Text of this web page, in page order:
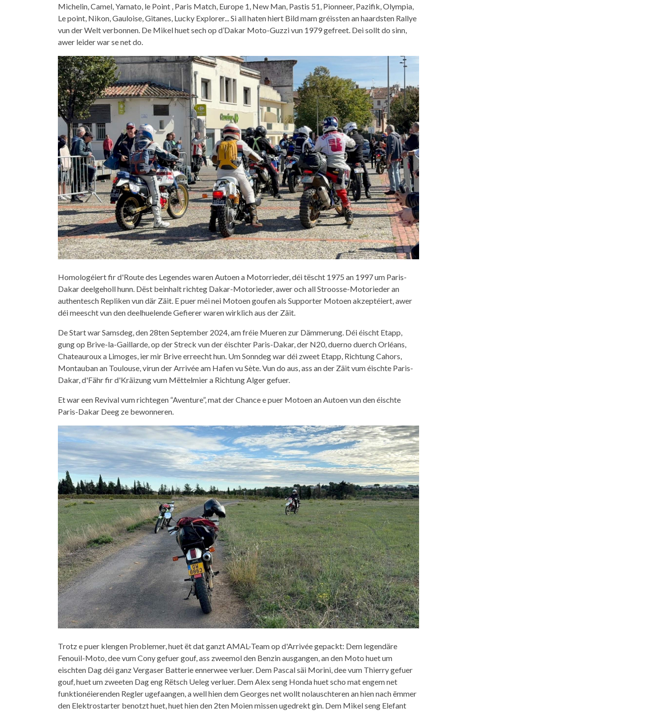
Michelin, Camel, Yamato, le Point , Paris Match, Europe 1, New Man, Pastis 51, Pionneer, Pazifik, Olympia,
Le point, Nikon, Gauloise, Gitanes, Lucky Explorer... Si all haten hiert Bild mam gréissten an haardsten Rallye
vun der Welt verbonnen. De Mikel huet sech op d’Dakar Moto-Guzzi vun 1979 gefreet. Dei sollt do sinn,
awer leider war se net do.
Homologéiert fir d'Route des Legendes waren Autoen a Motorrieder, déi tëscht 1975 an 1997 um Paris-
Dakar deelgeholl hunn. Dëst beinhalt richteg Dakar-Motorieder, awer och all Stroosse-Motorieder an
authentesch Repliken vun där Zäit. E puer méi nei Motoen goufen als Supporter Motoen akzeptéiert, awer
déi meescht vun den deelhuelende Gefierer waren wirklich aus der Zäit.
De Start war Samsdeg, den 28ten September 2024, am fréie Mueren zur Dämmerung. Déi éischt Etapp,
gung op Brive-la-Gaillarde, op der Streck vun der éischter Paris-Dakar, der N20, duerno duerch Orléans,
Chateauroux a Limoges, ier mir Brive erreecht hun. Um Sonndeg war déi zweet Etapp, Richtung Cahors,
Montauban an Toulouse, virun der Arrivée am Hafen vu Sète. Vun do aus, ass an der Zäit vum éischte Paris-
Dakar, d'Fähr fir d'Kräizung vum Mëttelmier a Richtung Alger gefuer.
Et war een Revival vum richtegen “Aventure”, mat der Chance e puer Motoen an Autoen vun den éischte
Paris-Dakar Deeg ze bewonneren.
Trotz e puer klengen Problemer, huet ët dat ganzt AMAL-Team op d'Arrivée gepackt: Dem legendäre
Fenouil-Moto, dee vum Cony gefuer gouf, ass zweemol den Benzin ausgangen, an den Moto huet um
eischten Dag déi ganz Vergaser Batterie ennerwee verluer. Dem Pascal säi Morini, dee vum Thierry gefuer
gouf, huet um zweeten Dag eng Rëtsch Ueleg verluer. Dem Alex seng Honda huet scho mat engem net
funktionéierenden Regler ugefaangen, a well hien dem Georges net wollt nolauschteren an hien nach ëmmer
den Elektrostarter benotzt huet, huet hien den 2ten Moien missen ugedrekt gin. Dem Mikel seng Elefant